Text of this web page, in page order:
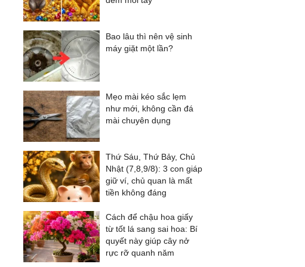
Bao lâu thì nên vệ sinh
máy giặt một lần?
Mẹo mài kéo sắc lẹm
như mới, không cần đá
mài chuyên dụng
Thứ Sáu, Thứ Bảy, Chủ
Nhật (7,8,9/8): 3 con giáp
giữ ví, chủ quan là mất
tiền không đáng
Cách để chậu hoa giấy
từ tốt lá sang sai hoa: Bí
quyết này giúp cây nở
rực rỡ quanh năm